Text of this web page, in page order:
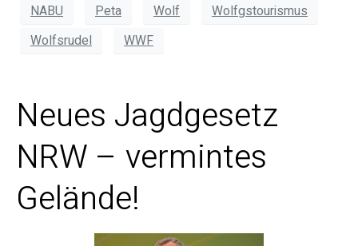
NABU Peta Wolf
Wolfgstourismus
Wolfsrudel
WWF
Neues Jagdgesetz
NRW – vermintes
Gelände!